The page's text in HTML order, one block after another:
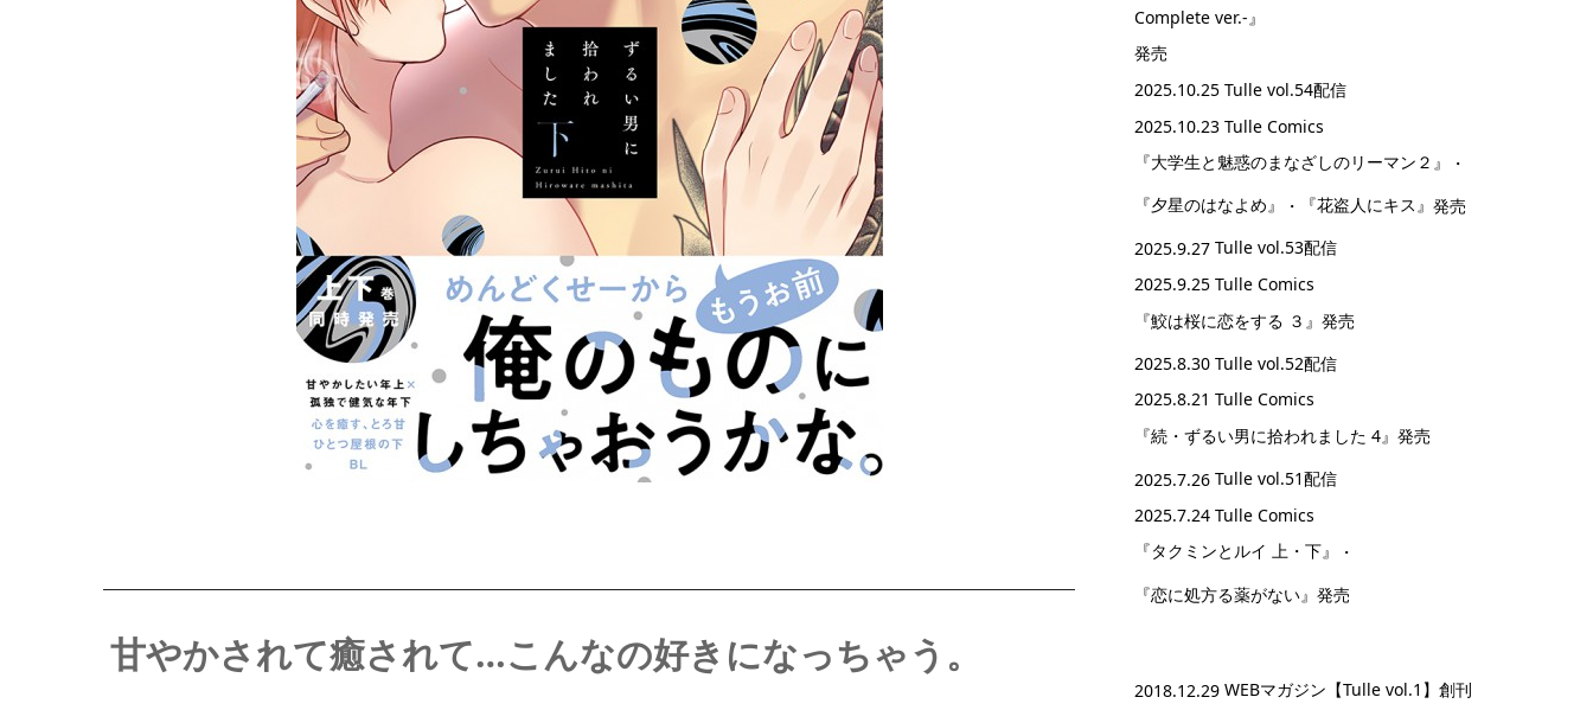
甘やかされて癒されて…こんなの好きになっちゃう。
Complete ver.-』
発売
2025.10.25 Tulle vol.54配信
2025.10.23 Tulle Comics
『大学生と魅惑のまなざしのリーマン２』
・
『夕星のはなよめ』
・ 『花盗人にキス』 発売
2025.9.27 Tulle vol.53配信
2025.9.25 Tulle Comics
『鮫は桜に恋をする ３』 発売
2025.8.30 Tulle vol.52配信
2025.8.21 Tulle Comics
『続・ずるい男に拾われました 4』 発売
2025.7.26 Tulle vol.51配信
2025.7.24 Tulle Comics
『タクミンとルイ 上・下』
・
『恋に処方る薬がない』 発売
2018.12.29 WEBマガジン【Tulle vol.1】創刊